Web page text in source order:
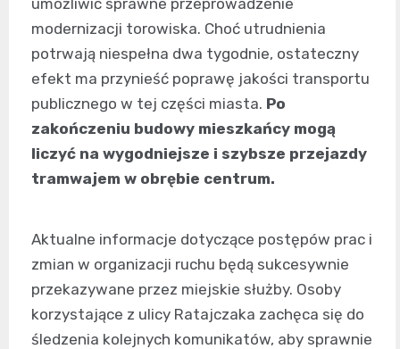
modernizacji torowiska. Choć utrudnienia
potrwają niespełna dwa tygodnie, ostateczny
efekt ma przynieść poprawę jakości transportu
publicznego w tej części miasta. Po
zakończeniu budowy mieszkańcy mogą
liczyć na wygodniejsze i szybsze przejazdy
tramwajem w obrębie centrum.
Aktualne informacje dotyczące postępów prac i
zmian w organizacji ruchu będą sukcesywnie
przekazywane przez miejskie służby. Osoby
korzystające z ulicy Ratajczaka zachęca się do
śledzenia kolejnych komunikatów, aby sprawnie